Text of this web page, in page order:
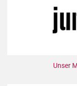
Unser